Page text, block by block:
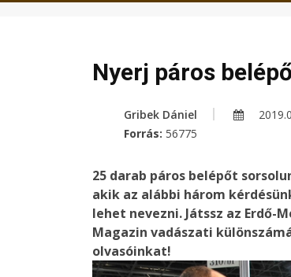
Nyerj páros
Gribek Dániel
Forrás: 56775
25 darab páros belépőt
akik az alábbi három
lehet nevezni. Játssz az Erdő-
Magazin vadászati
olvasóinkat!